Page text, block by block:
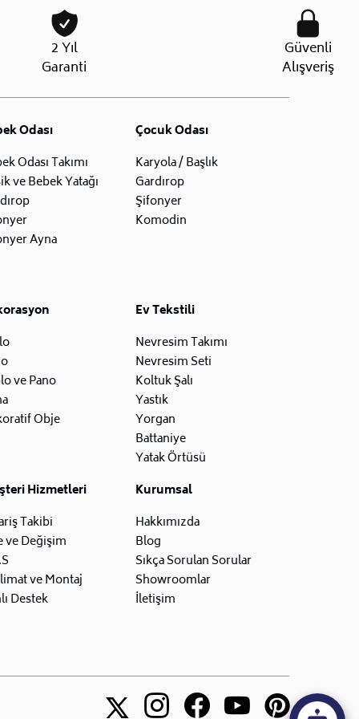
2 Yıl
Garanti
Güvenli
Alışveriş
Odası
Odası Takımı
ve Bebek Yatağı
Ayna
Çocuk Odası
Karyola / Başlık
Gardırop
Şifonyer
Komodin
ve Pano
Obje
Ev Tekstili
Nevresim Takımı
Nevresim Seti
Koltuk Şalı
Yastık
Yorgan
Battaniye
Yatak Örtüsü
Hizmetleri
Takibi
ve Değişim
ve Montaj
Destek
Kurumsal
Hakkımızda
Blog
Sıkça Sorulan Sorular
Showroomlar
İletişim